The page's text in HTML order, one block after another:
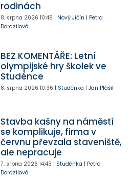
rodinách
8. srpna 2026 10:48 | Nový Jičín | Petra
Dorazilová
BEZ KOMENTÁŘE: Letní
olympijské hry školek ve
Studénce
8. srpna 2026 10:36 | Studénka | Jan Plášil
Stavba kašny na náměstí
se komplikuje, firma v
červnu převzala staveniště,
ale nepracuje
7. srpna 2026 14:43 | Studénka | Petra
Dorazilová